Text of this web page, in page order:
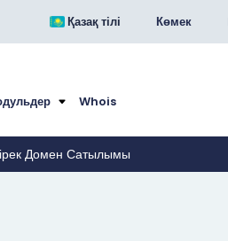
Қазақ тілі Көмек
Whois
Домен Сатылымы